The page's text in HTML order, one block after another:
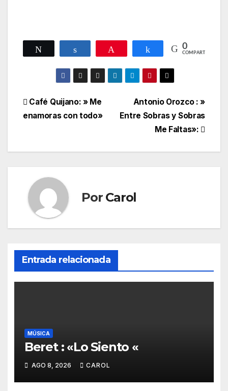
Twittear Compartir Compartir
0
COMPARTIR
Navegación
entradas
Antonio Orozco : »
Entre Sobras y Sobras
Me Faltas»:
Café Quijano: » Me
enamoras con todo»
Por Carol
Entrada relacionada
MÚSICA
Beret : «Lo Siento «
AGO 8, 2026 CAROL